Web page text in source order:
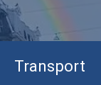
Transport